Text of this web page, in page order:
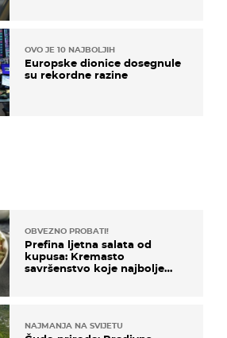
OBVEZNO PROBATI!
Prefina ljetna salata od
kupusa: Kremasto
savršenstvo koje najbolje
NAJMANJA NA SVIJETU
OVO JE 10 NAJBOLJIH
Europske dionice dosegnule
su rekordne razine